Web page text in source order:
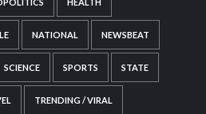
HEALTH
NATIONAL NEWSBEAT
SCIENCE SPORTS STATE
TRENDING / VIRAL